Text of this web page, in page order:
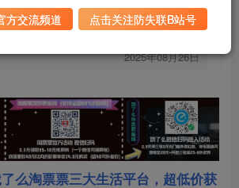
特别好评
v1.2.11
2025年08月26日
么淘票票三大生活平台，超低价获
方交流频道 点击关注防失联B站号